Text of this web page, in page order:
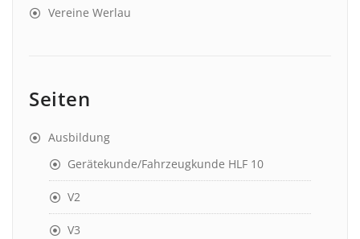
Vereine Werlau
Seiten
Ausbildung
Gerätekunde/Fahrzeugkunde HLF 10
V2
V3